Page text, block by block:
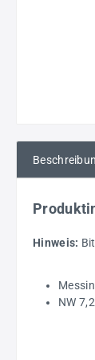
Hinweis:
NW 7,2